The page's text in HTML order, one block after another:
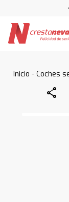
Inicio -Coches
Share